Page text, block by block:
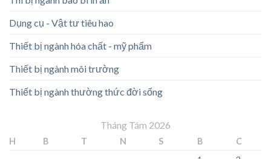
Dụng cụ - Vật tư tiêu hao
Thiết bị ngành hóa chất - mỹ phẩm
Thiết bị ngành môi trường
Thiết bị ngành thường thức đời sống
Tháng Tám 2026
H B T N S B
C